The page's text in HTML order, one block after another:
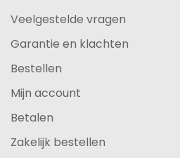
Veelgestelde vragen
Garantie en klachten
Bestellen
Mijn account
Betalen
Zakelijk bestellen